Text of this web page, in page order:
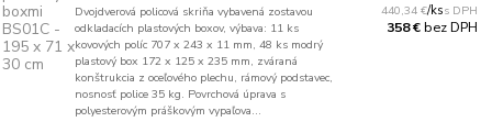
Dvojdverová policová skriňa vybavená zostavou
odkladacích plastových boxov, výbava: 11 ks
kovových políc 707 x 243 x 11 mm, 48 ks modrý
plastový box 172 x 125 x 235 mm, zváraná
konštrukcia z oceľového plechu, rámový podstavec,
nosnosť police 35 kg. Povrchová úprava s
polyesterovým práškovým vypaľova...
440,34 €/ks
358 €bez DPH